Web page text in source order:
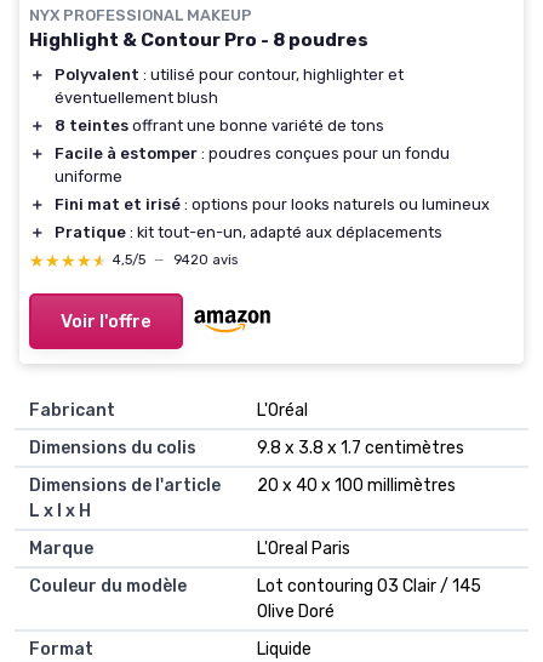
NYX PROFESSIONAL MAKEUP
Highlight & Contour Pro - 8 poudres
＋ Polyvalent : utilisé pour contour, highlighter et
éventuellement blush
＋
8 teintes offrant une bonne variété de tons
＋
Facile à estomper : poudres conçues pour un fondu
uniforme
＋
Fini mat et irisé : options pour looks naturels ou lumineux
＋
Pratique : kit tout-en-un, adapté aux déplacements
★★★★★
★★★★★ 4,5/5 — 9420 avis
Voir l'offre
Fabricant
‎L'Oréal
Dimensions du colis
‎9.8 x 3.8 x 1.7 centimètres
Dimensions de l'article
L x l x H
‎20 x 40 x 100 millimètres
Marque
‎L'Oreal Paris
Couleur du modèle
‎Lot contouring 03 Clair / 145
Olive Doré
Format
‎Liquide